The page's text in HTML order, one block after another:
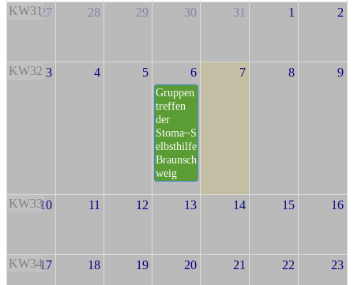
KW3127 28 29 30 31 1 2
KW32 3 4 5 6
Gruppen
treffen
der
Stoma~S
elbsthilfe
Braunsch
weig
7 8 9
KW3310 11 12 13 14 15 16
KW3417 18 19 20 21 22 23